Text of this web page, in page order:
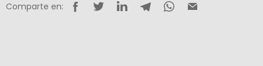
Comparte en: